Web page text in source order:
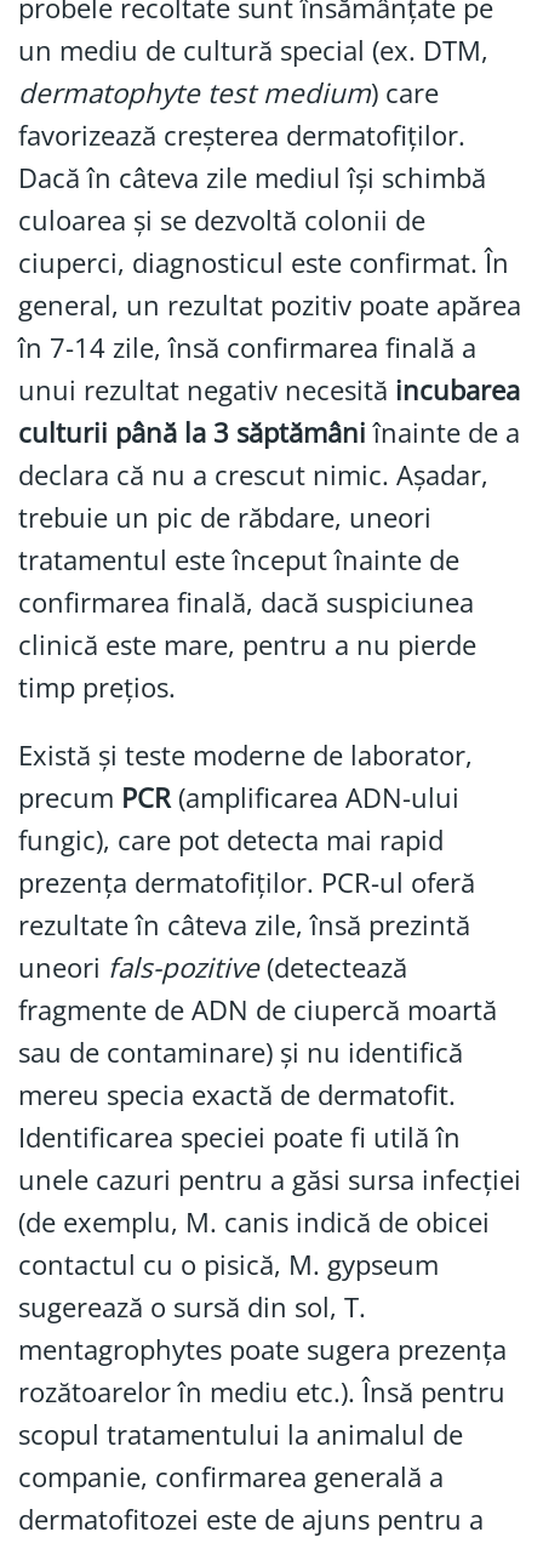
probele recoltate sunt însămânțate pe
un mediu de cultură special (ex. DTM,
dermatophyte test medium) care
favorizează creșterea dermatofiților.
Dacă în câteva zile mediul își schimbă
culoarea și se dezvoltă colonii de
ciuperci, diagnosticul este confirmat. În
general, un rezultat pozitiv poate apărea
în 7-14 zile, însă confirmarea finală a
unui rezultat negativ necesită incubarea
culturii până la 3 săptămâniînainte de a
declara că nu a crescut nimic. Așadar,
trebuie un pic de răbdare, uneori
tratamentul este început înainte de
confirmarea finală, dacă suspiciunea
clinică este mare, pentru a nu pierde
timp prețios.
Există și teste moderne de laborator,
precum PCR(amplificarea ADN-ului
fungic), care pot detecta mai rapid
prezența dermatofiților. PCR-ul oferă
rezultate în câteva zile, însă prezintă
uneori fals-pozitive(detectează
fragmente de ADN de ciupercă moartă
sau de contaminare) și nu identifică
mereu specia exactă de dermatofit.
Identificarea speciei poate fi utilă în
unele cazuri pentru a găsi sursa infecției
(de exemplu, M. canis indică de obicei
contactul cu o pisică, M. gypseum
sugerează o sursă din sol, T.
mentagrophytes poate sugera prezența
rozătoarelor în mediu etc.). Însă pentru
scopul tratamentului la animalul de
companie, confirmarea generală a
dermatofitozei este de ajuns pentru a